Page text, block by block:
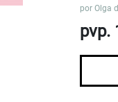
por Olga
pvp.